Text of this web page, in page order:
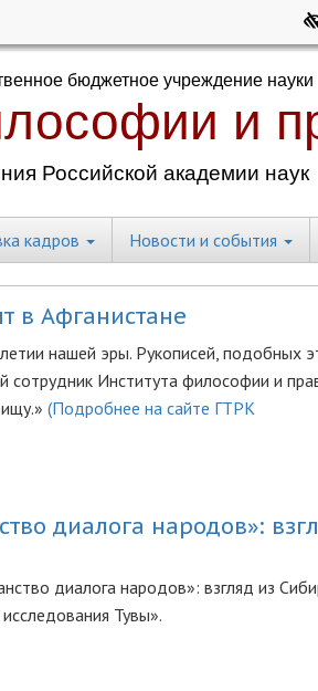
кадров Новости и события
в Афганистане
нашей эры. Рукописей, подобных
сотрудник Института философии и
(Подробнее на сайте ГТРК
диалога народов»:
диалога народов»: взгляд из
Тувы».